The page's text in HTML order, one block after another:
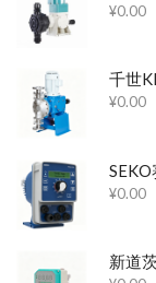
¥0.00
千世
¥0.00
¥0.00
新道